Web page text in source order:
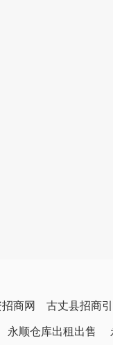
商网 古丈县招商
永顺仓库出租出售